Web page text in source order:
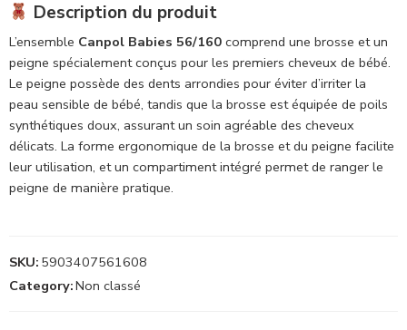
Description du produit
L’ensemble Canpol Babies 56/160 comprend une brosse et un
peigne spécialement conçus pour les premiers cheveux de bébé.
Le peigne possède des dents arrondies pour éviter d’irriter la
peau sensible de bébé, tandis que la brosse est équipée de poils
synthétiques doux, assurant un soin agréable des cheveux
délicats. La forme ergonomique de la brosse et du peigne facilite
leur utilisation, et un compartiment intégré permet de ranger le
peigne de manière pratique.
SKU: 5903407561608
Category:Non classé